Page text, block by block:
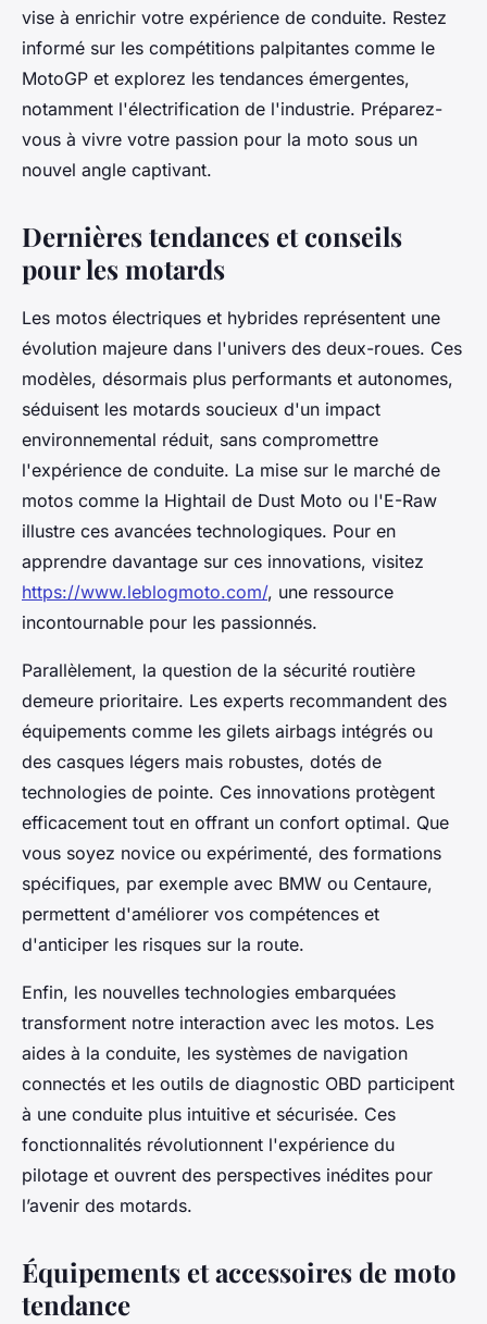
Louis• 17 décembre 2024•4 min de lecture
vise à enrichir votre expérience de conduite. Restez
informé sur les compétitions palpitantes comme le
MotoGP et explorez les tendances émergentes,
notamment l'électrification de l'industrie. Préparez-
vous à vivre votre passion pour la moto sous un
nouvel angle captivant.
Dernières tendances et conseils
pour les motards
Les motos électriques et hybrides représentent une
évolution majeure dans l'univers des deux-roues. Ces
modèles, désormais plus performants et autonomes,
séduisent les motards soucieux d'un impact
environnemental réduit, sans compromettre
l'expérience de conduite. La mise sur le marché de
motos comme la Hightail de Dust Moto ou l'E-Raw
illustre ces avancées technologiques. Pour en
apprendre davantage sur ces innovations, visitez
https://www.leblogmoto.com/, une ressource
incontournable pour les passionnés.
Parallèlement, la question de la sécurité routière
demeure prioritaire. Les experts recommandent des
équipements comme les gilets airbags intégrés ou
des casques légers mais robustes, dotés de
technologies de pointe. Ces innovations protègent
efficacement tout en offrant un confort optimal. Que
vous soyez novice ou expérimenté, des formations
spécifiques, par exemple avec BMW ou Centaure,
permettent d'améliorer vos compétences et
d'anticiper les risques sur la route.
Enfin, les nouvelles technologies embarquées
transforment notre interaction avec les motos. Les
aides à la conduite, les systèmes de navigation
connectés et les outils de diagnostic OBD participent
à une conduite plus intuitive et sécurisée. Ces
fonctionnalités révolutionnent l'expérience du
pilotage et ouvrent des perspectives inédites pour
l’avenir des motards.
Équipements et accessoires de moto
tendance